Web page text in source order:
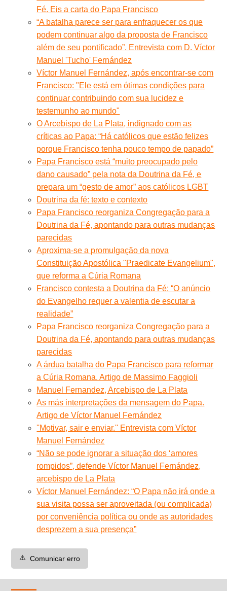
Fé. Eis a carta do Papa Francisco
“A batalha parece ser para enfraquecer os que
podem continuar algo da proposta de Francisco
além de seu pontificado”. Entrevista com D. Víctor
Manuel 'Tucho' Fernández
Víctor Manuel Fernández, após encontrar-se com
Francisco: "Ele está em ótimas condições para
continuar contribuindo com sua lucidez e
testemunho ao mundo"
O Arcebispo de La Plata, indignado com as
críticas ao Papa: “Há católicos que estão felizes
porque Francisco tenha pouco tempo de papado”
Papa Francisco está “muito preocupado pelo
dano causado” pela nota da Doutrina da Fé, e
prepara um “gesto de amor” aos católicos LGBT
Doutrina da fé: texto e contexto
Papa Francisco reorganiza Congregação para a
Doutrina da Fé, apontando para outras mudanças
parecidas
Aproxima-se a promulgação da nova
Constituição Apostólica "Praedicate Evangelium",
que reforma a Cúria Romana
Francisco contesta a Doutrina da Fé: “O anúncio
do Evangelho requer a valentia de escutar a
realidade”
Papa Francisco reorganiza Congregação para a
Doutrina da Fé, apontando para outras mudanças
parecidas
A árdua batalha do Papa Francisco para reformar
a Cúria Romana. Artigo de Massimo Faggioli
Manuel Fernandez, Arcebispo de La Plata
As más interpretações da mensagem do Papa.
Artigo de Víctor Manuel Fernández
''Motivar, sair e enviar.'' Entrevista com Víctor
Manuel Fernández
“Não se pode ignorar a situação dos ‘amores
rompidos”, defende Víctor Manuel Fernández,
arcebispo de La Plata
Víctor Manuel Fernández: “O Papa não irá onde a
sua visita possa ser aproveitada (ou complicada)
por conveniência política ou onde as autoridades
desprezem a sua presença”
⚠️ Comunicar erro